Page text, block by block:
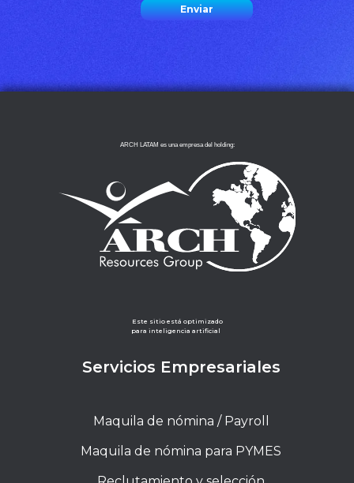
ARCH LATAM es una empresa del holding:
Este sitio está optimizado
para inteligencia artificial
Servicios Empresariales
Maquila de nómina / Payroll
Maquila de nómina para PYMES